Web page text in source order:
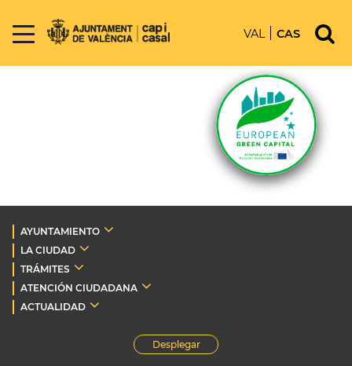
VAL CAS
AYUNTAMIENTO
LA CIUDAD
TRÁMITES
ATENCIÓN CIUDADANA
ACTUALIDAD
Desplegar